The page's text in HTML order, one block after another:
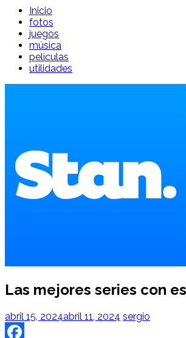
Inicio
fotos
juegos
música
películas
utilidades
Las mejores series con
abril 15, 2024abril 11, 2024 sergio